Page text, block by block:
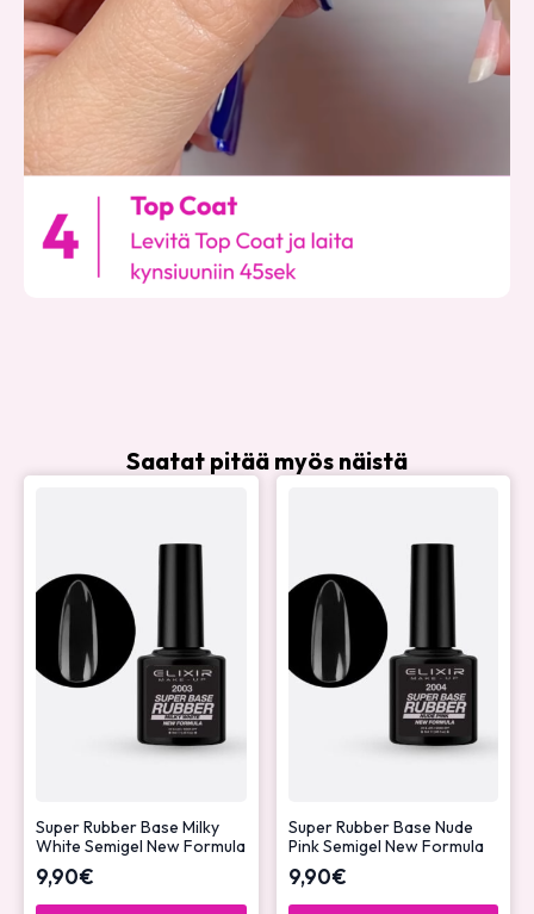
Saatat pitää myös näistä
Super Rubber Base Milky
White Semigel New Formula
9,90€
Super Rubber Base Nude
Pink Semigel New Formula
9,90€